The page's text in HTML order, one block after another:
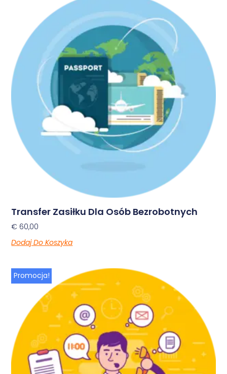
Transfer Zasiłku Dla Osób Bezrobotnych
€ 60,00
Dodaj Do Koszyka
Promocja!